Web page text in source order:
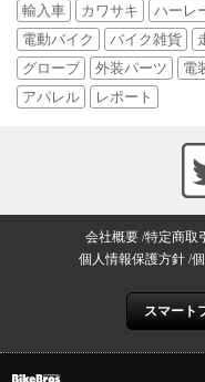
輸入車
カワサキ ハーレ
電動バイク
バイク雑貨
グローブ
外装パーツ 電
アパレル
レポート
会社概要 特定商取
個人情報保護方針
スマート